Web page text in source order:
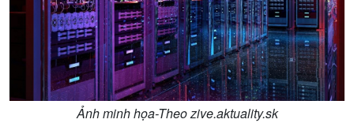
Tin Kinh tế
Trước giờ mở cửa
Dòng chảy Kinh tế
Sức sống hàng Việt
Nông nghiệp & Biển đảo
Tin Nông nghiệp & Biển
đảo
Mùa vàng
Biển đảo Việt Nam
Ảnh minh họa-Theo zive.aktuality.sk